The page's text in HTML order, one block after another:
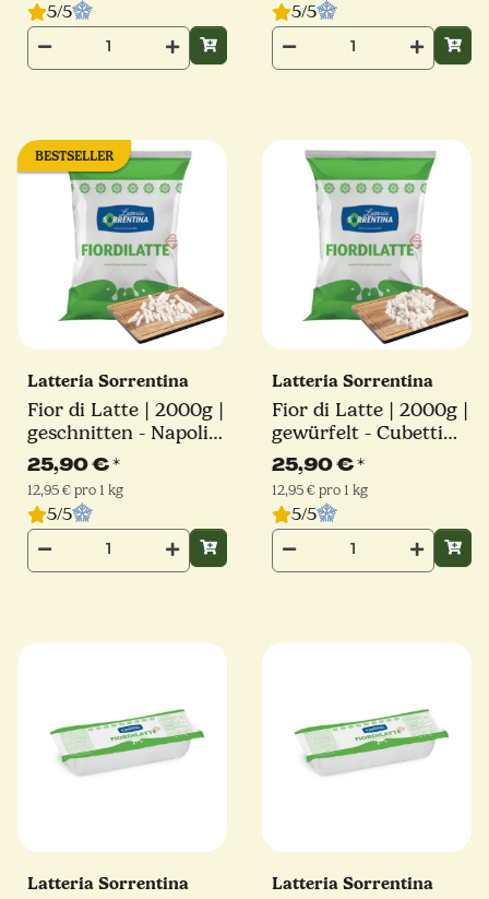
5/5 5/5
BESTSELLER
Latteria Sorrentina
Fior di Latte | 2000g |
geschnitten - Napoli
Schnitt | Latteria
Sorrentina
25,90 €*
12,95 € pro 1 kg
5/5
Latteria Sorrentina
Fior di Latte | 2000g |
gewürfelt - Cubetti
Schnitt | Latteria
Sorrentina
25,90 €*
12,95 € pro 1 kg
5/5
Latteria Sorrentina Latteria Sorrentina